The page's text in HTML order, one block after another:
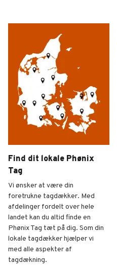
Find dit lokale Phønix
Tag
Vi ønsker at være din
foretrukne tagdækker. Med
afdelinger fordelt over hele
landet kan du altid finde en
Phønix Tag tæt på dig. Som din
lokale tagdækker hjælper vi
med alle aspekter af
tagdækning.